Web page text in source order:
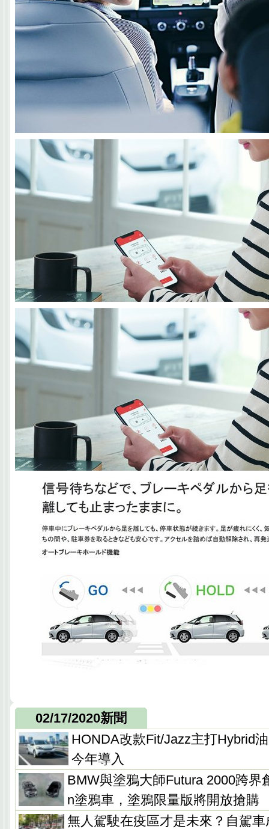
02/17/2020新聞
HONDA改款Fit/Jazz主打Hybrid
今年導入
BMW與塗鴉大師Futura 2000跨界
n塗鴉車，塗鴉限量版將開放搶購
無人駕駛在疫區才是未來？自駕